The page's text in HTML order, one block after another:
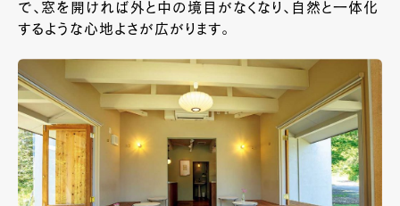
で、窓を開ければ外と中の境目がなくなり、自然と一体化
するような心地よさが広がります。